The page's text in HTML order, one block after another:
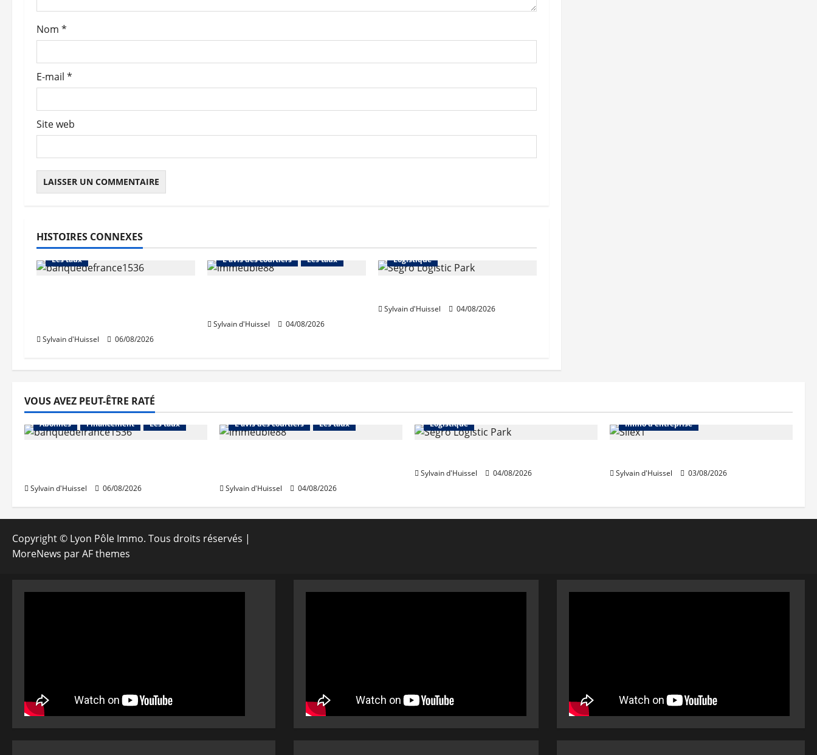
a
r
t
i
c
l
e
Nom *
E-mail *
Site web
HISTOIRES CONNEXES
Abonnés
Financement
Les taux
Sylvain d'Huissel 06/08/2026
L'avis des courtiers
Les taux
Sylvain d'Huissel 04/08/2026
Logistique
Sylvain d'Huissel 04/08/2026
VOUS AVEZ PEUT-ÊTRE RATÉ
Abonnés Financement Les taux
Sylvain d'Huissel 06/08/2026
L'avis des courtiers
Les taux
Sylvain d'Huissel 04/08/2026
Logistique
Sylvain d'Huissel 04/08/2026
Immo d'entreprise
Sylvain d'Huissel 03/08/2026
Copyright © Lyon Pôle Immo. Tous droits réservés |
MoreNews par AF themes